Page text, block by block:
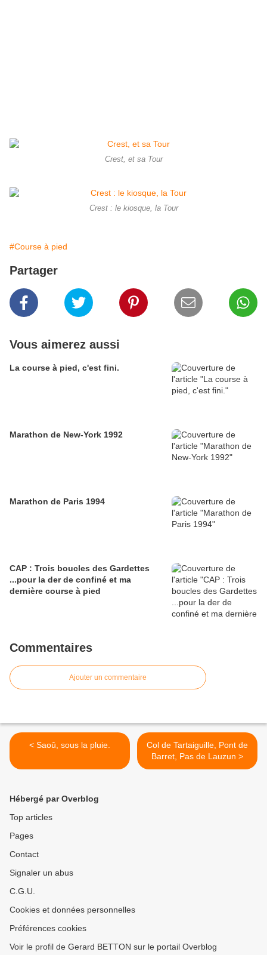
Crest, et sa Tour
Crest : le kiosque, la Tour
#Course à pied
Partager
Vous aimerez aussi
La course à pied, c'est fini.
Marathon de New-York 1992
Marathon de Paris 1994
CAP : Trois boucles des Gardettes
...pour la der de confiné et ma
dernière course à pied
Commentaires
Ajouter un commentaire
< Saoû, sous la pluie.
Col de Tartaiguille, Pont de
Barret, Pas de Lauzun >
Hébergé par Overblog
Top articles
Pages
Contact
Signaler un abus
C.G.U.
Cookies et données personnelles
Préférences cookies
Voir le profil de Gerard BETTON sur le portail Overblog